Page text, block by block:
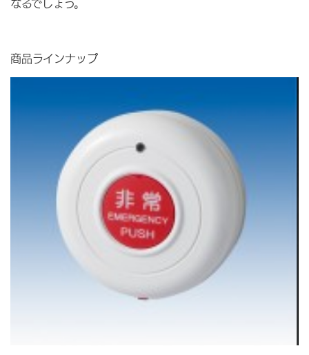
商品ラインナップ